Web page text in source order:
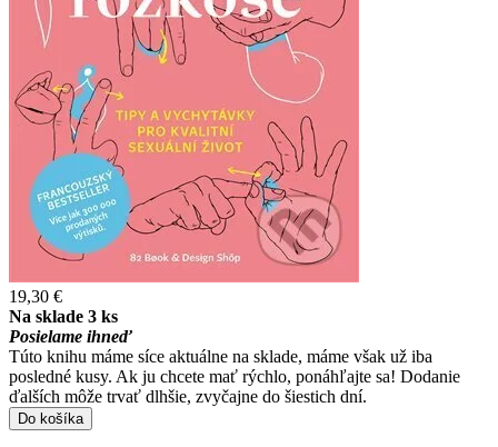
19,30 €
Na sklade 3 ks
Posielame ihneď
Túto knihu máme síce aktuálne na sklade, máme však už iba
posledné kusy. Ak ju chcete mať rýchlo, ponáhľajte sa! Dodanie
ďalších môže trvať dlhšie, zvyčajne do šiestich dní.
Do košíka